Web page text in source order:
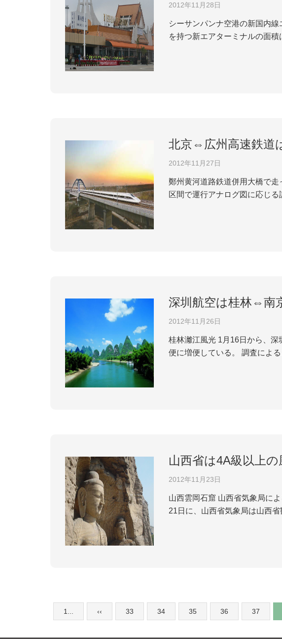
2012年11月28日
シーサンパンナ空港の新国内
を持つ新エアターミナルの面
北京⇔広州高速鉄道
2012年11月27日
鄭州黄河道路鉄道併用大橋で走っている和諧号高速列車 鉄道部門
区間で運行アナログ図に応じ
深圳航空は桂林⇔南
2012年11月26日
桂林灕江風光 1月16日から、深圳航空は桂林南京線を回復し、一日一便を往復している。したがって桂林南京線は毎日3
便に増便している。 調査によ
山西省は4A級以上
2012年11月23日
山西雲岡石窟 山西省気象局によると、政府部門、観光企業及び観光客にもっと良い観光気象サービスを提供するために、
21日に、山西省気象局は山西
1... ‹‹ 33 34 35 36 37